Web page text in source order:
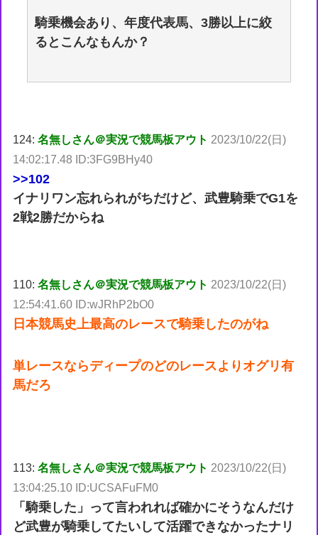
騎乗機会あり、年度代表馬、3勝以上に絞
るとこんなもんか？
124:名無しさん＠実況で競馬板アウト 2023/10/22(日)
14:02:17.48 ID:3FG9BHy40
>>102
イナリワン忘れられがちだけど、武豊騎乗でG1を
2戦2勝だからね
110:名無しさん＠実況で競馬板アウト 2023/10/22(日)
12:54:41.60 ID:wJRhP2bO0
日本競馬史上最高のレースで騎乗したのがね
単レースならディープのどのレースよりオグリ有
馬だろ
113:名無しさん＠実況で競馬板アウト 2023/10/22(日)
13:04:25.10 ID:UCSAFuFM0
「騎乗した」って言われれば確かにそうなんだけ
ど武豊が騎乗してたいして活躍できなかったナリ